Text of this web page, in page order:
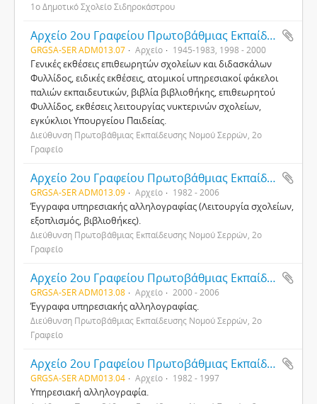
1ο Δημοτικό Σχολείο Σιδηροκάστρου
Αρχείο 2ου Γραφείου Πρωτοβάθμιας Εκπαίδευσης Νομού Σερρών
GRGSA-SER ADM013.07 Αρχείο 1945-1983, 1998 - 2000
Γενικές εκθέσεις επιθεωρητών σχολείων και διδασκάλων
Φυλλίδος, ειδικές εκθέσεις, ατομικοί υπηρεσιακοί φάκελοι
παλιών εκπαιδευτικών, βιβλία βιβλιοθήκης, επιθεωρητού
Φυλλίδος, εκθέσεις λειτουργίας νυκτερινών σχολείων,
εγκύκλιοι Υπουργείου Παιδείας.
Διεύθυνση Πρωτοβάθμιας Εκπαίδευσης Νομού Σερρών, 2ο
Γραφείο
Αρχείο 2ου Γραφείου Πρωτοβάθμιας Εκπαίδευσης Νομού Σερρών
GRGSA-SER ADM013.09 Αρχείο 1982 - 2006
Έγγραφα υπηρεσιακής αλληλογραφίας (Λειτουργία σχολείων,
εξοπλισμός, βιβλιοθήκες).
Διεύθυνση Πρωτοβάθμιας Εκπαίδευσης Νομού Σερρών, 2ο
Γραφείο
Αρχείο 2ου Γραφείου Πρωτοβάθμιας Εκπαίδευσης Νομού Σερρών
GRGSA-SER ADM013.08 Αρχείο 2000 - 2006
Έγγραφα υπηρεσιακής αλληλογραφίας.
Διεύθυνση Πρωτοβάθμιας Εκπαίδευσης Νομού Σερρών, 2ο
Γραφείο
Αρχείο 2ου Γραφείου Πρωτοβάθμιας Εκπαίδευσης Νομού Σερρών
GRGSA-SER ADM013.04 Αρχείο 1982 - 1997
Υπηρεσιακή αλληλογραφία.